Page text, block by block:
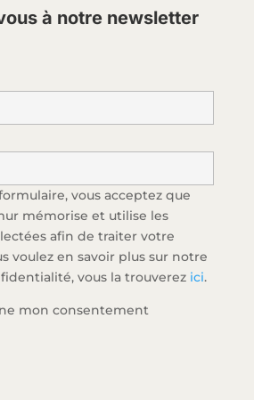
à notre newsletter
vous acceptez que
mémorise et utilise les
afin de traiter votre
voulez en savoir plus sur notre
vous la trouverez ici.
mon consentement